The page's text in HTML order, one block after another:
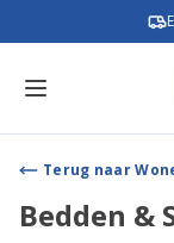
Terug naar
Bedden &